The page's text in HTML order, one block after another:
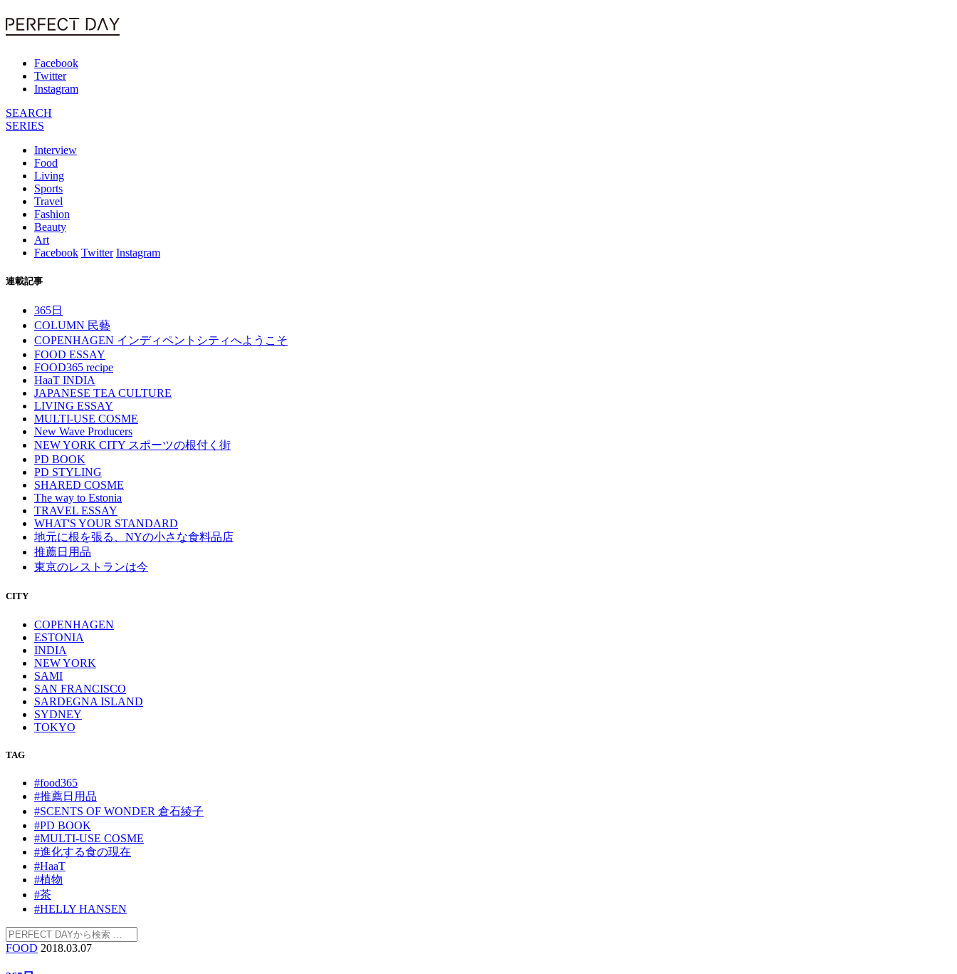
Facebook
Twitter
Instagram
SEARCH
SERIES
Interview
Food
Living
Sports
Travel
Fashion
Beauty
Art
Facebook Twitter Instagram
連載記事
365日
COLUMN 民藝
COPENHAGEN インディペントシティへようこそ
FOOD ESSAY
FOOD365 recipe
HaaT INDIA
JAPANESE TEA CULTURE
LIVING ESSAY
MULTI-USE COSME
New Wave Producers
NEW YORK CITY スポーツの根付く街
PD BOOK
PD STYLING
SHARED COSME
The way to Estonia
TRAVEL ESSAY
WHAT'S YOUR STANDARD
地元に根を張る、NYの小さな食料品店
推薦日用品
東京のレストランは今
CITY
COPENHAGEN
ESTONIA
INDIA
NEW YORK
SAMI
SAN FRANCISCO
SARDEGNA ISLAND
SYDNEY
TOKYO
TAG
#food365
#推薦日用品
#SCENTS OF WONDER 倉石綾子
#PD BOOK
#MULTI-USE COSME
#進化する食の現在
#HaaT
#植物
#茶
#HELLY HANSEN
FOOD 2018.03.07